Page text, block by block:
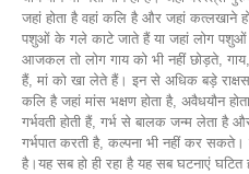
जहां होता है वहां कलि है और जहां कत्लखाने
पशुओं के गले काटे जाते हैं या जहां लोग पशुओं
आजकल तो लोग गाय को भी नहीं छोड़ते, गाय,
हैं, मां को खा लेते हैं। इन से अधिक बड़े
कलि है जहां मांस भक्षण होता है, अवैधयौन
गर्भवती होती हैं, गर्भ से बालक जन्म लेता है
गर्भपात करती है, कल्पना भी नहीं कर
है।यह सब हो ही रहा है यह सब घटनाएं घटित